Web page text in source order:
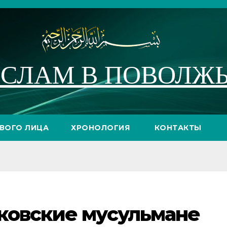
В
ЛИЦА ХРОНОЛОГИЯ КОНТАКТЫ
мусульмане